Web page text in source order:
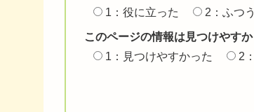
1：役に立った
2：ふつう
このページの情報は見つけやす
1：見つけやすかった
2